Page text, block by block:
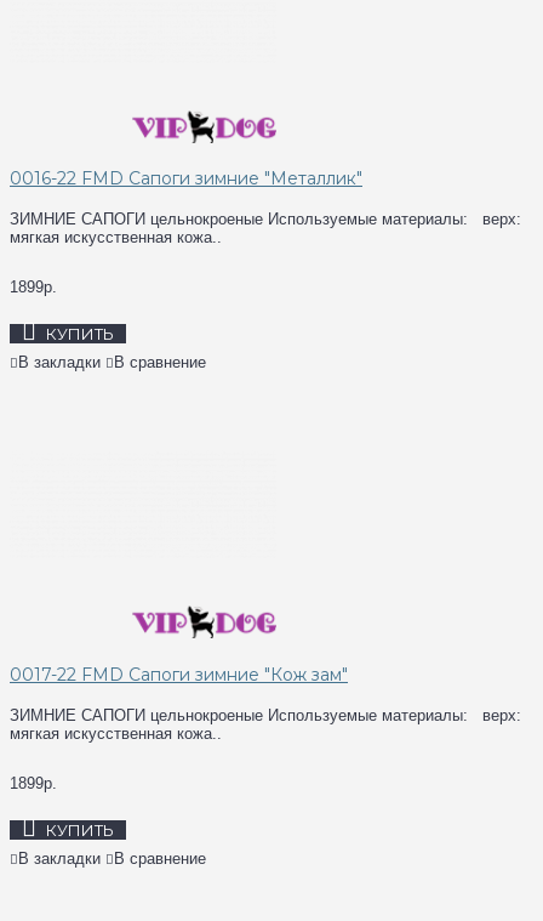
0016-22 FMD Сапоги зимние "Металлик"
ЗИМНИЕ САПОГИ цельнокроеные Используемые материалы: верх:
мягкая искусственная кожа..
1899р.
КУПИТЬ
В закладки В сравнение
0017-22 FMD Сапоги зимние "Кож зам"
ЗИМНИЕ САПОГИ цельнокроеные Используемые материалы: верх:
мягкая искусственная кожа..
1899р.
КУПИТЬ
В закладки В сравнение